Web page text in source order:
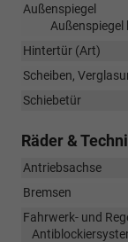
Außenspiegel
Außenspiegel
Hintertür (Art)
Scheiben,
Schiebetür
Räder &
Antriebsachse
Bremsen
Fahrwerk- und